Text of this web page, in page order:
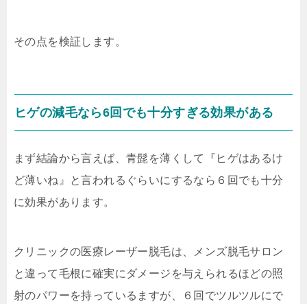
その点を検証します。
ヒゲの減毛なら6回でも十分すぎる効果がある
まず結論から言えば、青髭を薄くして『ヒゲはあるけ
ど薄いね』と言われるぐらいにするなら６回でも十分
に効果があります。
クリニックの医療レーザー脱毛は、メンズ脱毛サロン
と違って毛根に確実にダメージを与えられるほどの照
射のパワーを持っているますが、６回でツルツルにで